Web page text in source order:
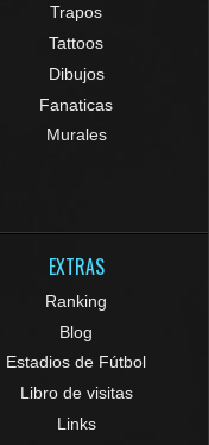
Trapos
Tattoos
Dibujos
Fanaticas
Murales
EXTRAS
Ranking
Blog
Estadios de Fútbol
Libro de visitas
Links